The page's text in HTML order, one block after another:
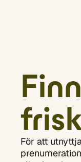
För att